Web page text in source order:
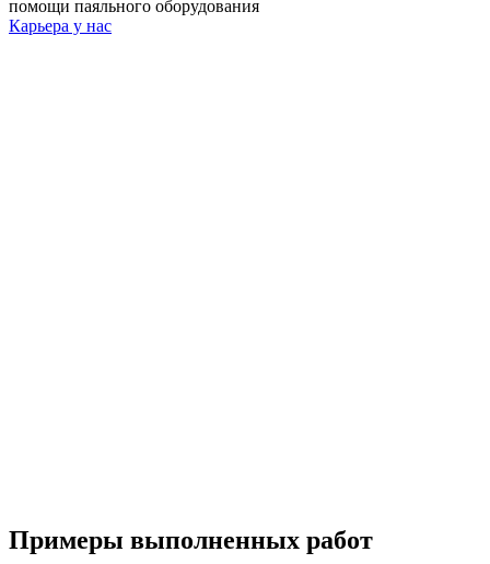
помощи паяльного оборудования
Карьера у нас
Примеры выполненных работ